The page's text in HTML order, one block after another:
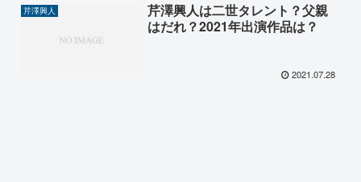
芹澤興人
芹澤興人は二世タレント？父親
はだれ？2021年出演作品は？
2021.07.28